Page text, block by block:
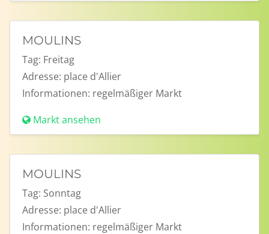
MOULINS
Tag: Freitag
Adresse: place d'Allier
Informationen: regelmäßiger Markt
Markt ansehen
MOULINS
Tag: Sonntag
Adresse: place d'Allier
Informationen: regelmäßiger Markt